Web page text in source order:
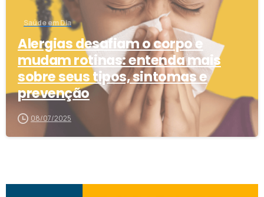
Saúde em Dia
Alergias desafiam o corpo e
mudam rotinas: entenda mais
sobre seus tipos, sintomas e
prevenção
08/07/2025